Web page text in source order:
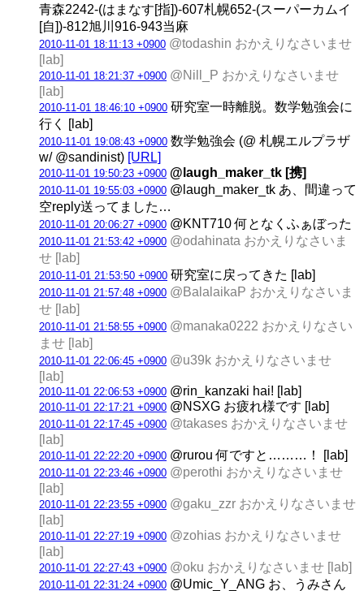
青森2242-(はまなす[指])-607札幌652-(スーパーカムイ
[自])-812旭川916-943当麻
2010-11-01 18:11:13 +0900 @todashin おかえりなさいませ
[lab]
2010-11-01 18:21:37 +0900 @Nill_P おかえりなさいませ
[lab]
2010-11-01 18:46:10 +0900 研究室一時離脱。数学勉強会に
行く [lab]
2010-11-01 19:08:43 +0900 数学勉強会 (@ 札幌エルプラザ
w/ @sandinist) [URL]
2010-11-01 19:50:23 +0900 @laugh_maker_tk [携]
2010-11-01 19:55:03 +0900 @laugh_maker_tk あ、間違って
空reply送ってました…
2010-11-01 20:06:27 +0900 @KNT710 何となくふぁぼった
2010-11-01 21:53:42 +0900 @odahinata おかえりなさいま
せ [lab]
2010-11-01 21:53:50 +0900 研究室に戻ってきた [lab]
2010-11-01 21:57:48 +0900 @BalalaikaP おかえりなさいま
せ [lab]
2010-11-01 21:58:55 +0900 @manaka0222 おかえりなさい
ませ [lab]
2010-11-01 22:06:45 +0900 @u39k おかえりなさいませ
[lab]
2010-11-01 22:06:53 +0900 @rin_kanzaki hai! [lab]
2010-11-01 22:17:21 +0900 @NSXG お疲れ様です [lab]
2010-11-01 22:17:45 +0900 @takases おかえりなさいませ
[lab]
2010-11-01 22:22:20 +0900 @rurou 何ですと………！ [lab]
2010-11-01 22:23:46 +0900 @perothi おかえりなさいませ
[lab]
2010-11-01 22:23:55 +0900 @gaku_zzr おかえりなさいませ
[lab]
2010-11-01 22:27:19 +0900 @zohias おかえりなさいませ
[lab]
2010-11-01 22:27:43 +0900 @oku おかえりなさいませ [lab]
2010-11-01 22:31:24 +0900 @Umic_Y_ANG お、うみさん